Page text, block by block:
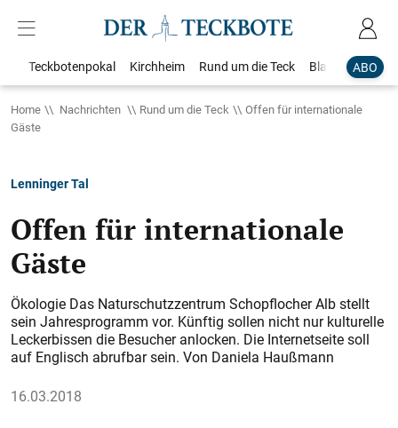
ABO
Teckbotenpokal Kirchheim Rund um die Teck Blaulicht
Home Nachrichten Rund um die Teck
Offen für internationale
Gäste
Lenninger Tal
Offen für internationale
Gäste
Ökologie Das Naturschutzzentrum Schopflocher Alb stellt
sein Jahresprogramm vor. Künftig sollen nicht nur kulturelle
Leckerbissen die Besucher anlocken. Die Internetseite soll
auf Englisch abrufbar sein. Von Daniela Haußmann
16.03.2018